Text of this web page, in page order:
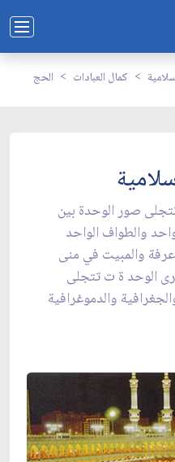
كمال العبادات الحج
صور الوحدة بين
والطواف الواحد
والمبيت في منى
الوحد ة ت تتجلى
والدموغرافية